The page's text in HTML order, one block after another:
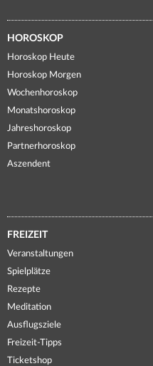
HOROSKOP
Horoskop Heute
Horoskop Morgen
Wochenhoroskop
Monatshoroskop
Jahreshoroskop
Partnerhoroskop
Aszendent
FREIZEIT
Veranstaltungen
Spielplätze
Rezepte
Meditation
Ausflugsziele
Freizeit-Tipps
Ticketshop